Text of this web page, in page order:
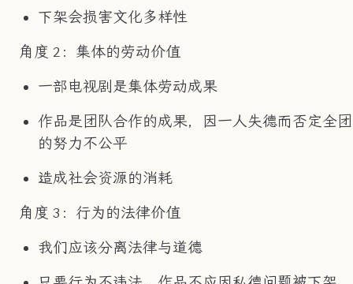
下架会损害文化多样性
角度 2：集体的劳动价值
一部电视剧是集体劳动成果
作品是团队合作的成果，因一人失德而否定全
的努力不公平
造成社会资源的消耗
角度 3：行为的法律价值
我们应该分离法律与道德